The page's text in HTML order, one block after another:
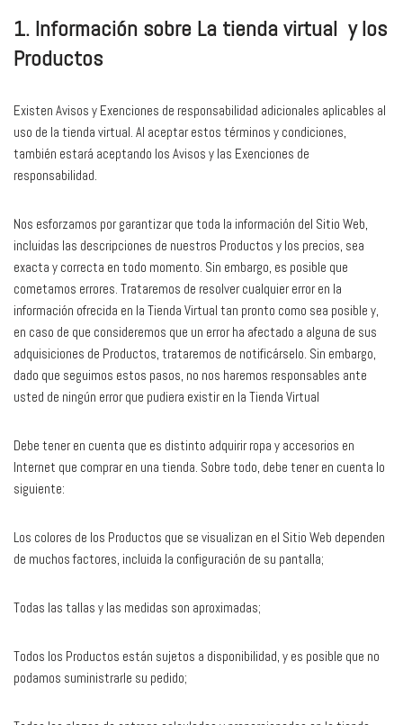
1. Información sobre La tienda virtual y los
Productos
Existen Avisos y Exenciones de responsabilidad adicionales aplicables al
uso de la tienda virtual. Al aceptar estos términos y condiciones,
también estará aceptando los Avisos y las Exenciones de
responsabilidad.
Nos esforzamos por garantizar que toda la información del Sitio Web,
incluidas las descripciones de nuestros Productos y los precios, sea
exacta y correcta en todo momento. Sin embargo, es posible que
cometamos errores. Trataremos de resolver cualquier error en la
información ofrecida en la Tienda Virtual tan pronto como sea posible y,
en caso de que consideremos que un error ha afectado a alguna de sus
adquisiciones de Productos, trataremos de notificárselo. Sin embargo,
dado que seguimos estos pasos, no nos haremos responsables ante
usted de ningún error que pudiera existir en la Tienda Virtual
Debe tener en cuenta que es distinto adquirir ropa y accesorios en
Internet que comprar en una tienda. Sobre todo, debe tener en cuenta lo
siguiente:
Los colores de los Productos que se visualizan en el Sitio Web dependen
de muchos factores, incluida la configuración de su pantalla;
Todas las tallas y las medidas son aproximadas;
Todos los Productos están sujetos a disponibilidad, y es posible que no
podamos suministrarle su pedido;